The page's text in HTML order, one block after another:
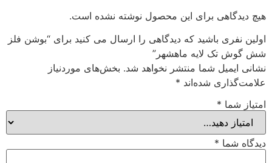
هیچ دیدگاهی برای این محصول نوشته نشده است.
اولین نفری باشید که دیدگاهی را ارسال می کنید برای “بوشن فلز
شش گوش تک لایه ماهشهر”
نشانی ایمیل شما منتشر نخواهد شد. بخش‌های موردنیاز
علامت‌گذاری شده‌اند *
امتیاز شما *
دیدگاه شما *